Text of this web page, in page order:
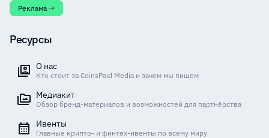
Реклама →
Ресурсы
О нас
Кто стоит за CoinsPaid Media и зачем мы пишем
Медиакит
Обзор бренд-материалов и возможностей для партнёрства
Ивенты
Главные крипто- и финтех-ивенты по всему миру